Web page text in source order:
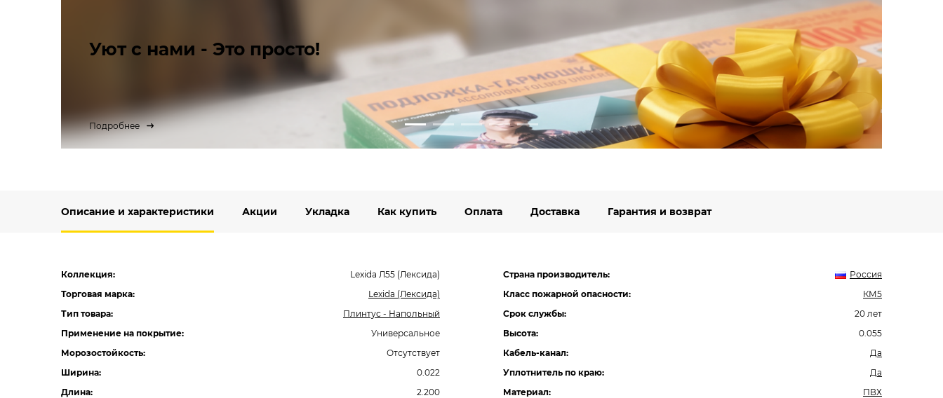
Уют с нами - Это просто!
Подробнее
Описание и характеристики Акции Укладка Как купить Оплата Доставка Гарантия и возврат
Коллекция:
Lexida Л55 (Лексида)
Торговая марка:
Lexida (Лексида)
Тип товара:
Плинтус - Напольный
Применение на покрытие:
Универсальное
Морозостойкость:
Отсутствует
Ширина:
0.022
Длина:
2.200
Страна производитель:
Россия
Класс пожарной опасности:
КМ5
Срок службы:
20 лет
Высота:
0.055
Кабель-канал:
Да
Уплотнитель по краю:
Да
Материал:
ПВХ